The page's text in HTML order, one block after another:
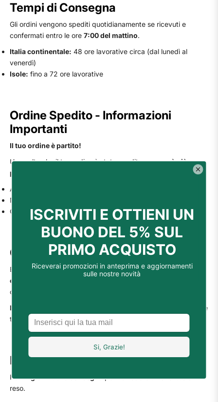
Tempi di Consegna
Gli ordini vengono spediti quotidianamente se ricevuti e
confermati entro le ore 7:00 del mattino.
Italia continentale: 48 ore lavorative circa (dal lunedì al
venerdì)
Isole: fino a 72 ore lavorative
Ordine Spedito - Informazioni
Importanti
Il tuo ordine è partito!
Una volta che il tuo ordine è stato spedito,non sarà più
possibile:
Annullare l'ordine
Modificare i prodotti inviati
Cambiare l'indirizzo di spedizione
Controllo dell'Ordine
È tuo dovere controllare l'integrità del contenuto dell'ordine
entro 7 giorni dalla ricezione del pacco
di utilizzare il prodotto in un secondo momento.
In caso di danni o parti mancanti
, contattaci il prima possibile
tramite WhatsApp al numero339 892 0519
Resi
Hai14 giorni dalla consegnaper richiedere un eventuale
reso.